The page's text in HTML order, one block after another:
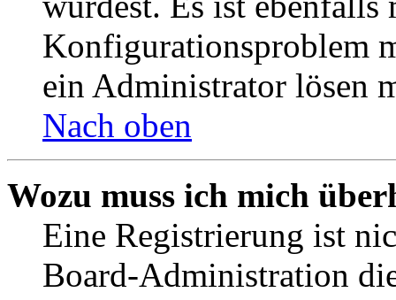
Konfigurationsproblem
ein Administrator lösen
Nach oben
Wozu muss ich mich
Eine Registrierung ist
Board-Administration